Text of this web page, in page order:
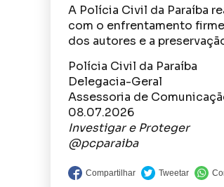
A Polícia Civil da Paraíba
com o enfrentamento
dos autores e a
Polícia Civil da Paraíba
Delegacia-Geral
Assessoria de
08.07.2026
Investigar e Proteger
@pcparaiba